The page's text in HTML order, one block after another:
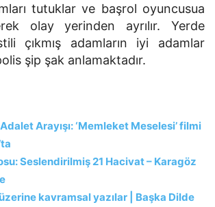
tutuklar ve başrol oyuncusua
olay yerinden ayrılır. Yerde
çıkmış adamların iyi adamlar
şip şak anlamaktadır.
Arayışı: ‘Memleket Meselesi’ filmi
Seslendirilmiş 21 Hacivat – Karagöz
kavramsal yazılar | Başka Dilde